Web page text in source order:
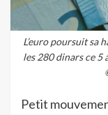
L’euro poursuit sa
les 280 dinars ce 5
Petit